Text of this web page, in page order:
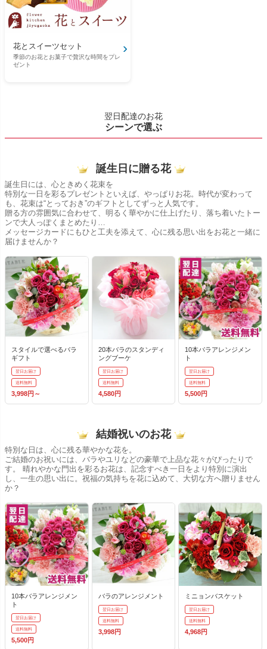
花とスイーツセット
季節のお花とお菓子で贅沢な時間をプレ
ゼント
›
翌日配達のお花
シーンで選ぶ
誕生日に贈る花
誕生日には、心ときめく花束を
特別な一日を彩るプレゼントといえば、やっぱりお花。時代が変わって
も、花束は“とっておき”のギフトとしてずっと人気です。
贈る方の雰囲気に合わせて、明るく華やかに仕上げたり、落ち着いたトー
ンで大人っぽくまとめたり…
メッセージカードにもひと工夫を添えて、心に残る思い出をお花と一緒に
届けませんか？
スタイルで選べるバラ
ギフト
翌日お届け
送料無料
3,998円～
20本バラのスタンディ
ングブーケ
翌日お届け
送料無料
4,580円
10本バラアレンジメン
ト
翌日お届け
送料無料
5,500円
結婚祝いのお花
特別な日は、心に残る華やかな花を。
ご結婚のお祝いには、バラやユリなどの豪華で上品な花々がぴったりで
す。 晴れやかな門出を彩るお花は、記念すべき一日をより特別に演出
し、一生の思い出に。祝福の気持ちを花に込めて、大切な方へ贈りません
か？
10本バラアレンジメン
ト
翌日お届け
送料無料
5,500円
バラのアレンジメント
翌日お届け
送料無料
3,998円
ミニョンバスケット
翌日お届け
送料無料
4,968円